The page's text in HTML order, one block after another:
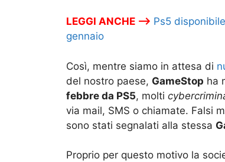
LEGGI ANCHE –> Ps5
gennaio
Così, mentre siamo in attesa di
del nostro paese, GameStop ha
febbre da PS5, molti
via mail, SMS o chiamate. Falsi
sono stati segnalati alla stessa
Proprio per questo motivo la